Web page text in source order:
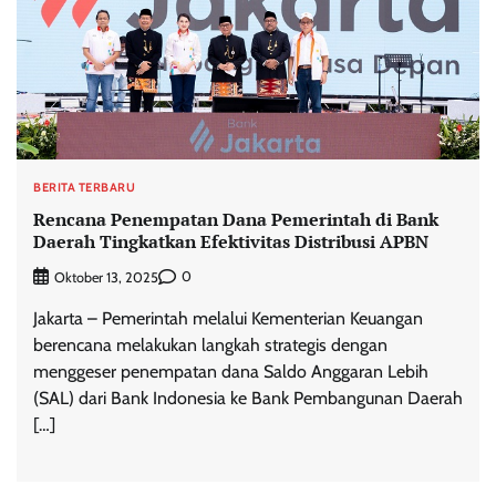
BERITA TERBARU
Rencana Penempatan Dana Pemerintah di Bank
Daerah Tingkatkan Efektivitas Distribusi APBN
Oktober 13, 2025 0
Jakarta – Pemerintah melalui Kementerian Keuangan
berencana melakukan langkah strategis dengan
menggeser penempatan dana Saldo Anggaran Lebih
(SAL) dari Bank Indonesia ke Bank Pembangunan Daerah
[…]